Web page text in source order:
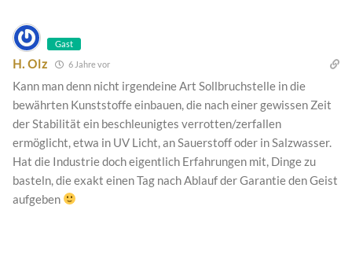
Gast
H. Olz 6 Jahre vor
Kann man denn nicht irgendeine Art Sollbruchstelle in die
bewährten Kunststoffe einbauen, die nach einer gewissen Zeit
der Stabilität ein beschleunigtes verrotten/zerfallen
ermöglicht, etwa in UV Licht, an Sauerstoff oder in Salzwasser.
Hat die Industrie doch eigentlich Erfahrungen mit, Dinge zu
basteln, die exakt einen Tag nach Ablauf der Garantie den Geist
aufgeben